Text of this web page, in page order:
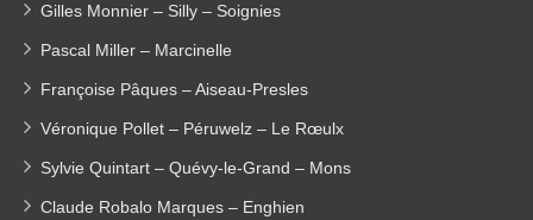
Gilles Monnier – Silly – Soignies
Pascal Miller – Marcinelle
Françoise Pâques – Aiseau-Presles
Véronique Pollet – Péruwelz – Le Rœulx
Sylvie Quintart – Quévy-le-Grand – Mons
Claude Robalo Marques – Enghien